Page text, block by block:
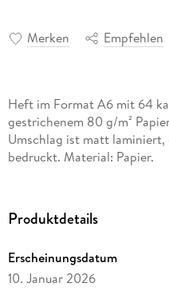
Merken Empfehlen
Heft im Format A6 mit 64
gestrichenem 80 g/m²
Umschlag ist matt
bedruckt. Material: Papier.
Produktdetails
Erscheinungsdatum
10. Januar 2026